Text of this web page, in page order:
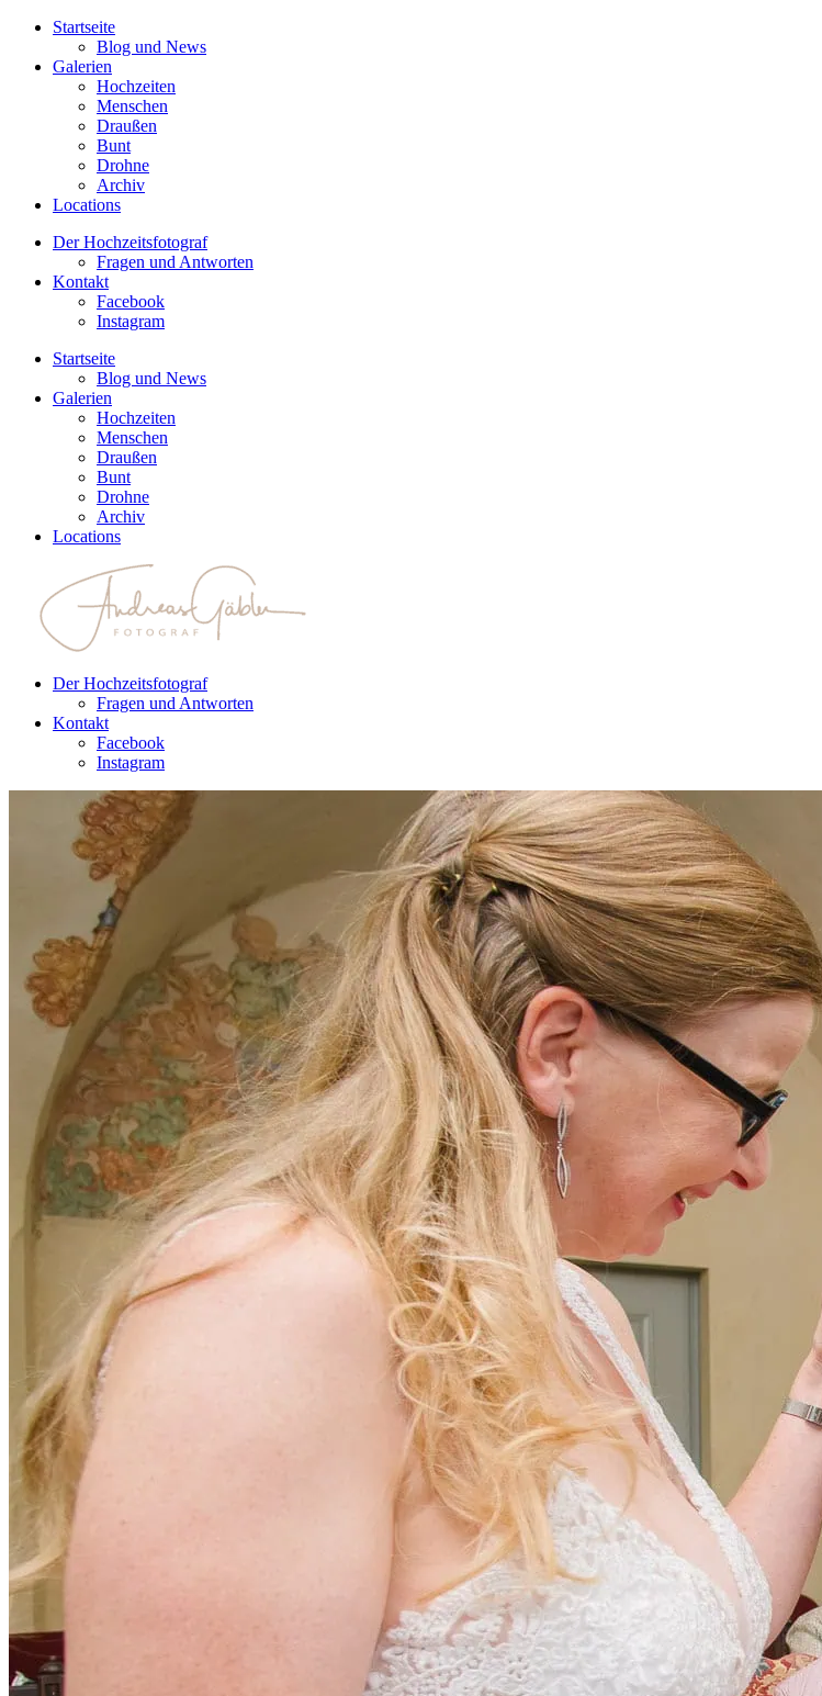
Startseite
Blog und News
Galerien
Hochzeiten
Menschen
Draußen
Bunt
Drohne
Archiv
Locations
Der Hochzeitsfotograf
Fragen und Antworten
Kontakt
Facebook
Instagram
Startseite
Blog und News
Galerien
Hochzeiten
Menschen
Draußen
Bunt
Drohne
Archiv
Locations
Der Hochzeitsfotograf
Fragen und Antworten
Kontakt
Facebook
Instagram